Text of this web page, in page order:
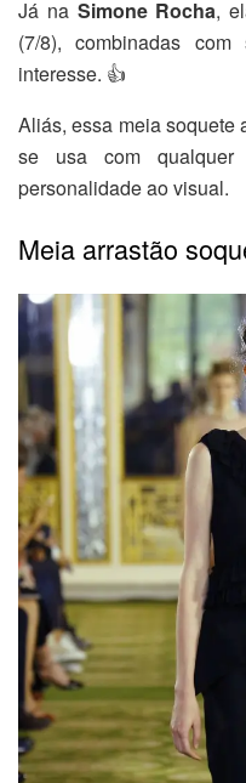
Já na Simone Rocha,
(7/8), combinadas
interesse. 👍
Aliás, essa meia soquete
se usa com
personalidade ao visual.
Meia arrastão